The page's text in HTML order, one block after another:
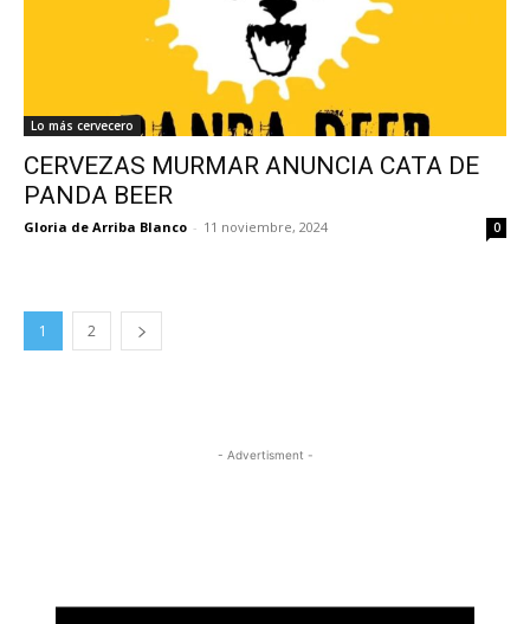
Lo más cervecero
CERVEZAS MURMAR ANUNCIA CATA DE
PANDA BEER
Gloria de Arriba Blanco - 11 noviembre, 2024 0
1 2
- Advertisment -